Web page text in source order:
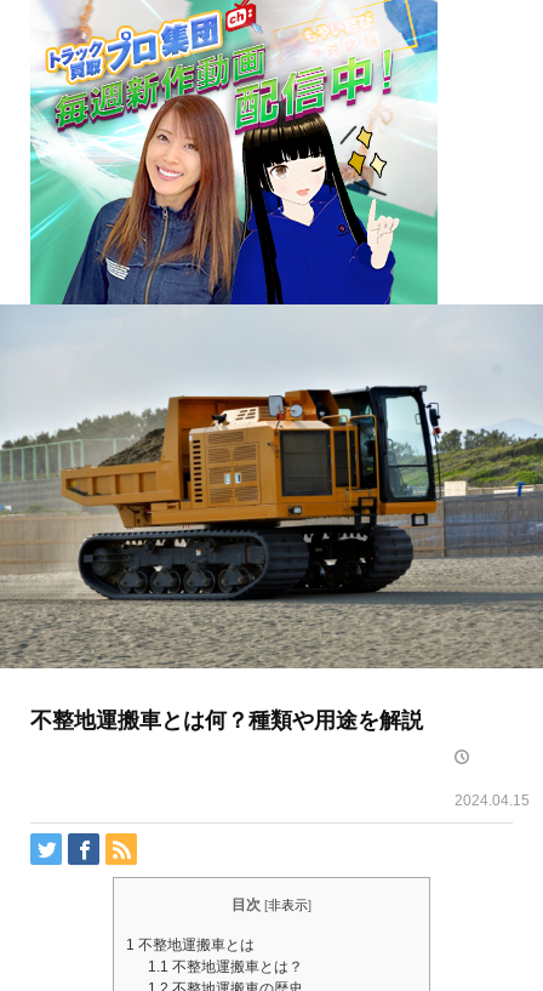
不整地運搬車とは何？種類や用途を解説
2024.04.15
目次 [非表示]
1 不整地運搬車とは
1.1 不整地運搬車とは？